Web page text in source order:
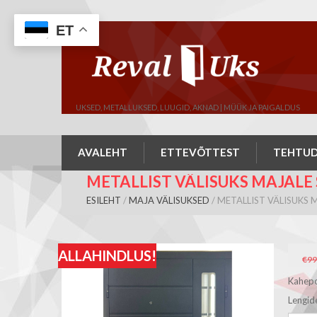
UKSED, METALLUKSED, LUUGID, AKNAD | MÜÜK JA PAIGALDUS
AVALEHT ETTEVÕTTEST
METALLIST VÄLISUKS MAJALE
ESILEHT /MAJA VÄLISUKSED / METALLIST VÄLISUKS
ALLAHINDLUS! €
ET